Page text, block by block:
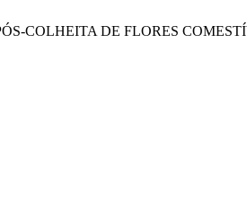
COLHEITA DE FLORES